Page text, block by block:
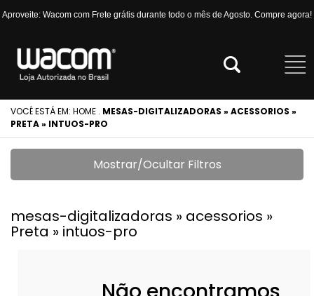
Aproveite: Wacom com Frete grátis durante todo o mês de Agosto. Compre agora!
VOCÊ ESTÁ EM: HOME . MESAS-DIGITALIZADORAS » ACESSORIOS »
PRETA » INTUOS-PRO
Mostrar/Ocultar Filtros
mesas-digitalizadoras » acessorios »
Preta » intuos-pro